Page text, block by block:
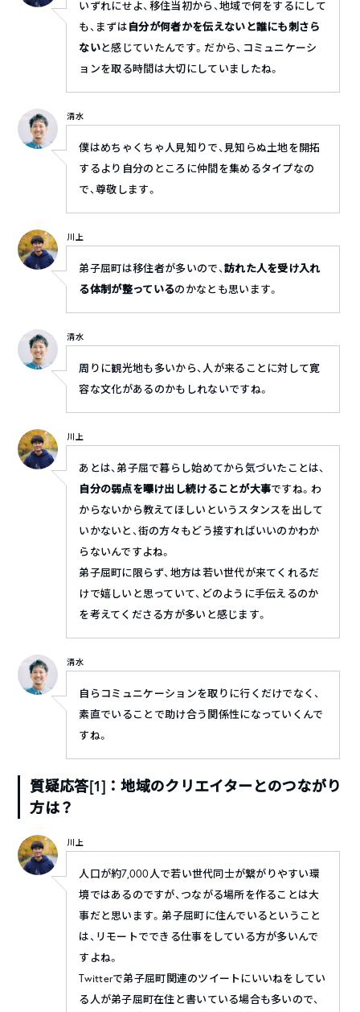
いずれにせよ、移住当初から、地域で何をするにして
も、まずは自分が何者かを伝えないと誰にも刺さら
ないと感じていたんです。だから、コミュニケーシ
ョンを取る時間は大切にしていましたね。
清水
僕はめちゃくちゃ人見知りで、見知らぬ土地を開拓
するより自分のところに仲間を集めるタイプなの
で、尊敬します。
川上
弟子屈町は移住者が多いので、訪れた人を受け入れ
る体制が整っているのかなとも思います。
清水
周りに観光地も多いから、人が来ることに対して寛
容な文化があるのかもしれないですね。
川上
あとは、弟子屈で暮らし始めてから気づいたことは、
自分の弱点を曝け出し続けることが大事ですね。わ
からないから教えてほしいというスタンスを出して
いかないと、街の方々もどう接すればいいのかわか
らないんですよね。
弟子屈町に限らず、地方は若い世代が来てくれるだ
けで嬉しいと思っていて、どのように手伝えるのか
を考えてくださる方が多いと感じます。
清水
自らコミュニケーションを取りに行くだけでなく、
素直でいることで助け合う関係性になっていくんで
すね。
質疑応答[1]：地域のクリエイターとのつながり
方は？
川上
人口が約7,000人で若い世代同士が繋がりやすい環
境ではあるのですが、つながる場所を作ることは大
事だと思います。弟子屈町に住んでいるということ
は、リモートでできる仕事をしている方が多いんで
すよね。
Twitterで弟子屈町関連のツイートにいいねをしてい
る人が弟子屈町在住と書いている場合も多いので、